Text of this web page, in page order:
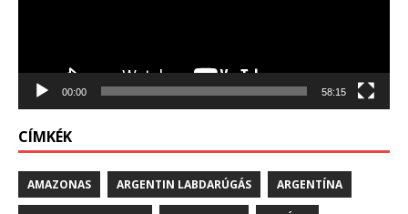
00:00 58:15
CÍMKÉK
AMAZONAS ARGENTIN LABDARÚGÁS ARGENTÍNA